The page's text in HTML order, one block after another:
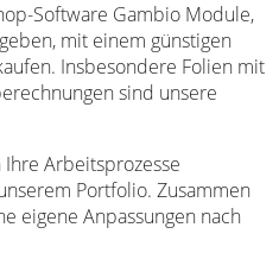
Software Gambio Module,
mit einem günstigen
Insbesondere Folien mit
sind unsere
Arbeitsprozesse
Portfolio. Zusammen
eigene Anpassungen nach